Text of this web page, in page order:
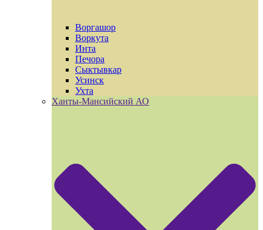
Воргашор
Воркута
Инта
Печора
Сыктывкар
Усинск
Ухта
Ханты-Мансийский АО